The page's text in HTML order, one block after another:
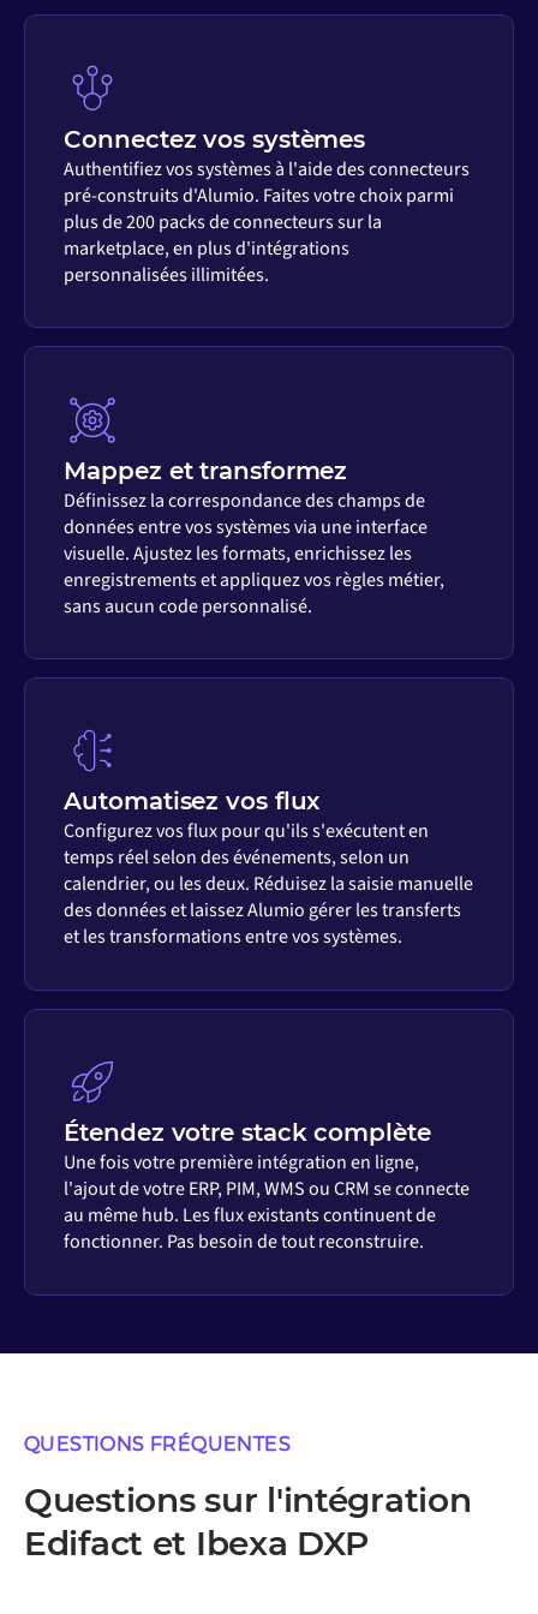
Connectez vos systèmes
Authentifiez vos systèmes à l'aide des connecteurs
pré-construits d'Alumio. Faites votre choix parmi
plus de 200 packs de connecteurs sur la
marketplace, en plus d'intégrations
personnalisées illimitées.
Mappez et transformez
Définissez la correspondance des champs de
données entre vos systèmes via une interface
visuelle. Ajustez les formats, enrichissez les
enregistrements et appliquez vos règles métier,
sans aucun code personnalisé.
Automatisez vos flux
Configurez vos flux pour qu'ils s'exécutent en
temps réel selon des événements, selon un
calendrier, ou les deux. Réduisez la saisie manuelle
des données et laissez Alumio gérer les transferts
et les transformations entre vos systèmes.
Étendez votre stack complète
Une fois votre première intégration en ligne,
l'ajout de votre ERP, PIM, WMS ou CRM se connecte
au même hub. Les flux existants continuent de
fonctionner. Pas besoin de tout reconstruire.
QUESTIONS FRÉQUENTES
Questions sur l'intégration
Edifact et Ibexa DXP